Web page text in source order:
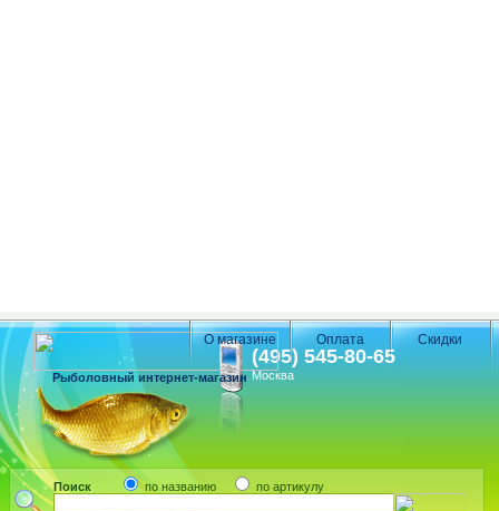
(495) 545-80-65
Москва
Рыболовный интернет-магазин
Поиск по названию по артикулу
О магазине Оплата Скидки